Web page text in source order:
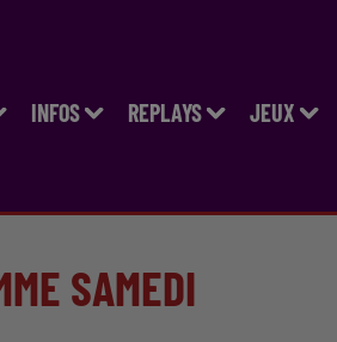
INFOS REPLAYS JEUX
SAMEDI